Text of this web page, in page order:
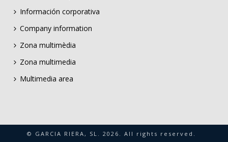
Información corporativa
Company information
Zona multimèdia
Zona multimedia
Multimedia area
© GARCIA RIERA, SL. 2026 . All rights reserved.